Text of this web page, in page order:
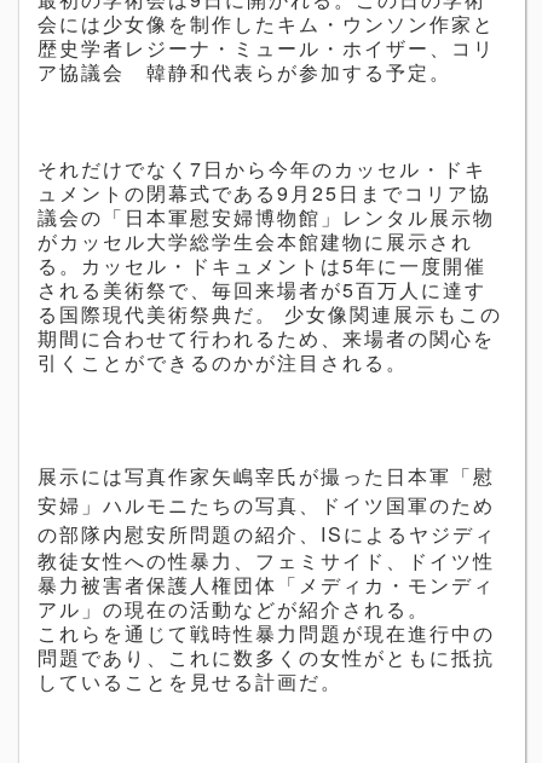
会には少女像を制作したキム・ウンソン作家と
歴史学者レジーナ・ミュール・ホイザー、コリ
ア協議会 韓静和代表らが参加する予定。
それだけでなく 7日から今年のカッセル・ドキ
ュメントの閉幕式である9 月 25日までコリア協
議会の「日本軍慰安婦博物館」レンタル展示物
がカッセル大学総学生会本館建物に展示され
る。カッセル・ドキュメントは5年に一度開催
される美術祭で、毎回来場者が5百万人に達す
る国際現代美術祭典だ。 少女像関連展示もこの
期間に合わせて行われるため、来場者の関心を
引くことができるのかが注目される。
展示には写真作家矢嶋宰氏が撮った日本軍「慰
安婦」ハルモニたちの写真、ドイツ国軍のため
の部隊内慰安所問題の紹介、 ISによるヤジディ
教徒女性への性暴力、フェミサイド、ドイツ性
暴力被害者保護人権団体「メディカ・モンディ
アル」の現在の活動などが紹介される。
これらを通じて戦時性暴力問題が現在進行中の
問題であり、これに数多くの女性がともに抵抗
していることを見せる計画だ。